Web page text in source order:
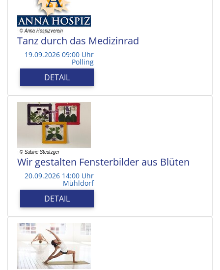
Tanz durch das Medizinrad
19.09.2026 09:00 Uhr
Polling
DETAIL
Wir gestalten Fensterbilder aus Blüten
20.09.2026 14:00 Uhr
Mühldorf
DETAIL